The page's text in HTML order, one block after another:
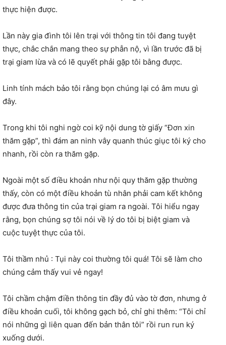
thực hiện được.
Lần này gia đình tôi lên trại với thông tin tôi đang tuyệt
thực, chắc chắn mang theo sự phẫn nộ, vì lần trước đã bị
trại giam lừa và có lẽ quyết phải gặp tôi bằng được.
Linh tính mách bảo tôi rằng bọn chúng lại có âm mưu gì
đây.
Trong khi tôi nghi ngờ coi kỹ nội dung tờ giấy “Đơn xin
thăm gặp”, thì đám an ninh vây quanh thúc giục tôi ký cho
nhanh, rồi còn ra thăm gặp.
Ngoài một số điều khoản như nội quy thăm gặp thường
thấy, còn có một điều khoản tù nhân phải cam kết không
được đưa thông tin của trại giam ra ngoài. Tôi hiểu ngay
rằng, bọn chúng sợ tôi nói về lý do tôi bị biệt giam và
cuộc tuyệt thực của tôi.
Tôi thầm nhủ : Tụi này coi thường tôi quá! Tôi sẽ làm cho
chúng cảm thấy vui vẻ ngay!
Tôi chầm chậm điền thông tin đầy đủ vào tờ đơn, nhưng ở
điều khoản cuối, tôi không gạch bỏ, chỉ ghi thêm: “Tôi chỉ
nói những gì liên quan đến bản thân tôi” rồi run run ký
xuống dưới.